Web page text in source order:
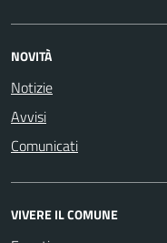
NOVITÀ
Notizie
Avvisi
Comunicati
VIVERE IL COMUNE